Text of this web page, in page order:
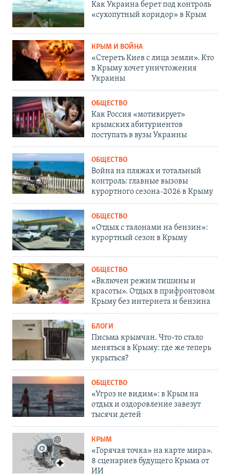
Как Украина берет под контроль
«сухопутный коридор» в Крым
КРЫМ И ВОЙНА
«Стереть Киев с лица земли». Кто
в Крыму хочет уничтожения
Украины
ОБЩЕСТВО
Как Россия «мотивирует»
крымских абитуриентов
поступать в вузы Украины
ОБЩЕСТВО
Война на пляжах и тотальный
контроль: главные вызовы
курортного сезона-2026 в Крыму
ОБЩЕСТВО
«Отдых с талонами на бензин»:
курортный сезон в Крыму
ОБЩЕСТВО
«Включен режим тишины и
красоты». Отдых в прифронтовом
Крыму без интернета и бензина
БЛОГИ
Письма крымчан. Что-то стало
меняться в Крыму: где же теперь
укрыться?
ОБЩЕСТВО
«Угроз не видим»: в Крым на
отдых и оздоровление завезут
тысячи детей
КРЫМ
«Горячая точка» на карте мира».
8 сценариев будущего Крыма от
ИИ